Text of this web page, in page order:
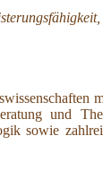
und
sowie